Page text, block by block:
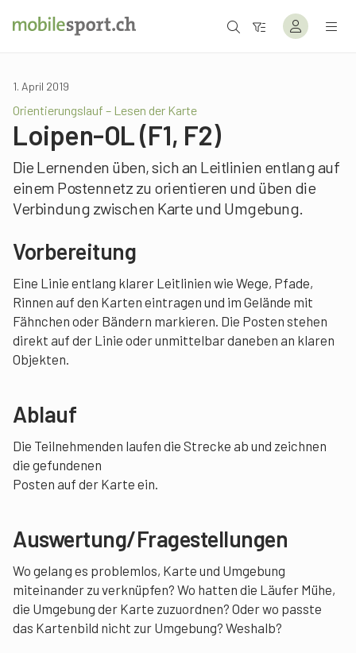
1. April 2019
Orientierungslauf – Lesen der Karte
Loipen-OL (F1, F2)
Die Lernenden üben, sich an Leitlinien entlang auf
einem Postennetz zu orientieren und üben die
Verbindung zwischen Karte und Umgebung.
Vorbereitung
Eine Linie entlang klarer Leitlinien wie Wege, Pfade,
Rinnen auf den Karten eintragen und im Gelände mit
Fähnchen oder Bändern markieren. Die Posten stehen
direkt auf der Linie oder unmittelbar daneben an klaren
Objekten.
Ablauf
Die Teilnehmenden laufen die Strecke ab und zeichnen
die gefundenen
Posten auf der Karte ein.
Auswertung/Fragestellungen
Wo gelang es problemlos, Karte und Umgebung
miteinander zu verknüpfen? Wo hatten die Läufer Mühe,
die Umgebung der Karte zuzuordnen? Oder wo passte
das Kartenbild nicht zur Umgebung? Weshalb?